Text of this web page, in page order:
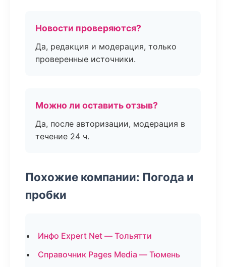
Новости проверяются?
Да, редакция и модерация, только
проверенные источники.
Можно ли оставить отзыв?
Да, после авторизации, модерация в
течение 24 ч.
Похожие компании: Погода и
пробки
Инфо Expert Net — Тольятти
Справочник Pages Media — Тюмень